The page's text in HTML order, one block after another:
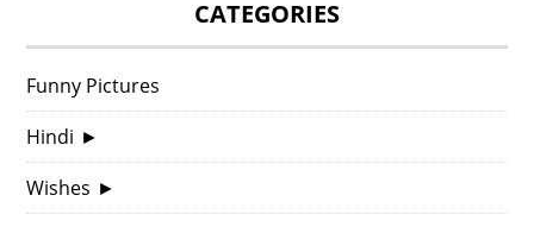
CATEGORIES
Funny Pictures
Hindi ►
Wishes ►